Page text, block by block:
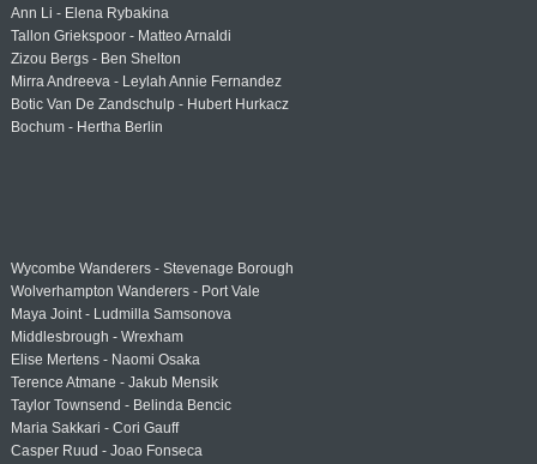
Ann Li - Elena Rybakina
Tallon Griekspoor - Matteo Arnaldi
Zizou Bergs - Ben Shelton
Mirra Andreeva - Leylah Annie Fernandez
Botic Van De Zandschulp - Hubert Hurkacz
Bochum - Hertha Berlin
Wycombe Wanderers - Stevenage Borough
Wolverhampton Wanderers - Port Vale
Maya Joint - Ludmilla Samsonova
Middlesbrough - Wrexham
Elise Mertens - Naomi Osaka
Terence Atmane - Jakub Mensik
Taylor Townsend - Belinda Bencic
Maria Sakkari - Cori Gauff
Casper Ruud - Joao Fonseca